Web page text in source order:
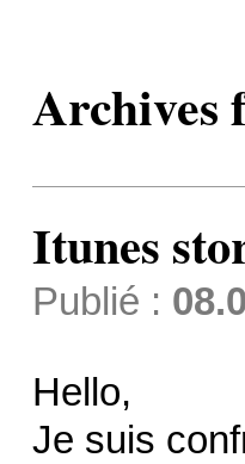
Archives
Itunes
Publié :
Hello,
Je suis